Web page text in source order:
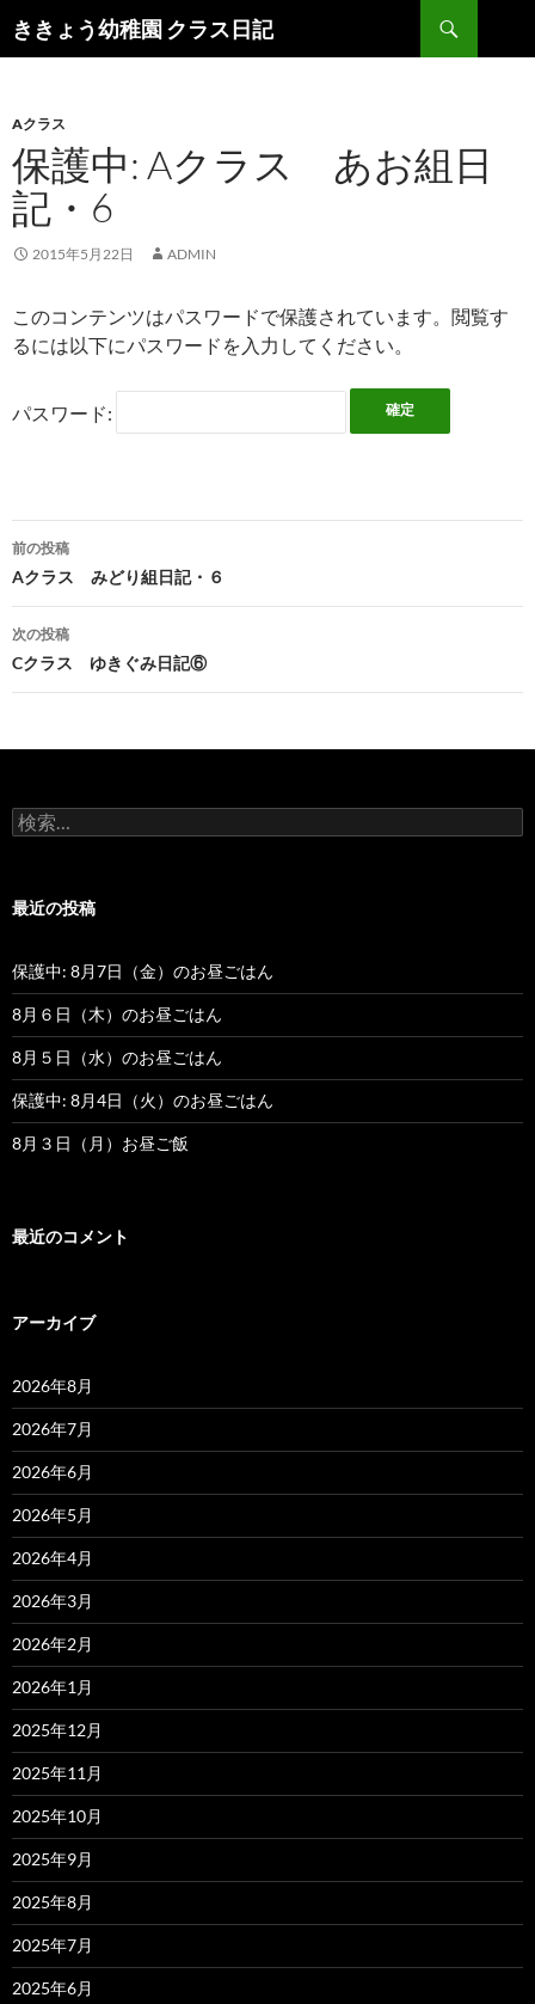
ききょう幼稚園 クラス日記
索
ン
ツ
へ
ス
キ
ッ
Aクラス
保護中: Aクラス あお組日
記・6
2015年5月22日 ADMIN
このコンテンツはパスワードで保護されています。閲覧す
るには以下にパスワードを入力してください。
パスワード:
投
稿
ナ
ゲ
シ
ン
前の投稿
Aクラス みどり組日記・６
次の投稿
Cクラス ゆきぐみ日記⑥
検
索
最近の投稿
保護中: 8月7日（金）のお昼ごはん
8月６日（木）のお昼ごはん
8月５日（水）のお昼ごはん
保護中: 8月4日（火）のお昼ごはん
8月３日（月）お昼ご飯
最近のコメント
アーカイブ
2026年8月
2026年7月
2026年6月
2026年5月
2026年4月
2026年3月
2026年2月
2026年1月
2025年12月
2025年11月
2025年10月
2025年9月
2025年8月
2025年7月
2025年6月